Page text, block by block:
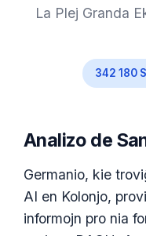
La Plej Granda
342 180
Analizo de
Germanio, kie
AI en Kolonjo,
informojn pro nia